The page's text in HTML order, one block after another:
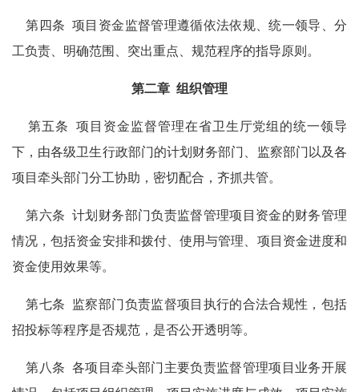
第四条 项目资金监督管理遵循依法依规、统一领导、分
工负责、明确范围、突出重点、规范程序的指导原则。
第二章 组织管理
第五条
项目资金监督管理在省卫生厅党组的统一领导
下，由各级卫生行政部门的计划财务部门、监察部门以及各
项目牵头部门分工协助，密切配合，齐抓共管。
第六条 计划财务部门负责监督管理项目资金的财务管理
情况，包括资金安排和拨付、使用与管理、项目资金进度和
资金使用效果等。
第七条
监察部门负责监督项目执行的合法合规性，包括
招投标等程序是否规范，是否公开透明等。
第八条 各项目牵头部门主要负责监督管理项目业务开展